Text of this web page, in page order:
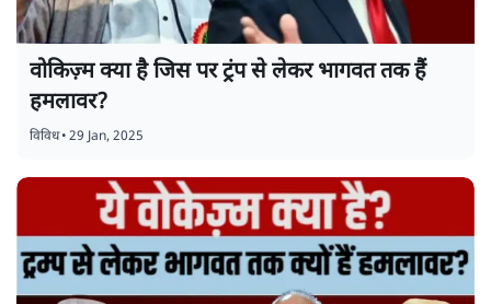
वोकिज़्म क्या है जिस पर ट्रंप से लेकर भागवत तक हैं
हमलावर?
विविध•29 Jan, 2025